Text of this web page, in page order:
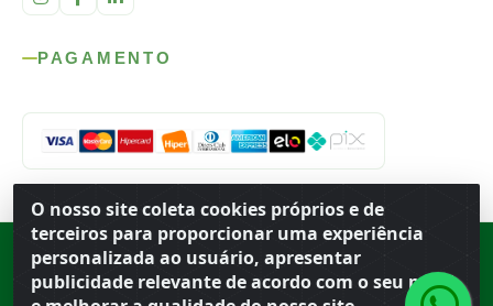
O nosso site coleta cookies próprios e de
terceiros para proporcionar uma experiência
personalizada ao usuário, apresentar
publicidade relevante de acordo com o seu perfil
PAGAMENTO
Rod. SP-215, s/n, km 98 — Área Rural ·Porto Ferreira SP
13.669-899 · CNPJ 56.679.863/0001-91
© 2026 Atacado Ideal